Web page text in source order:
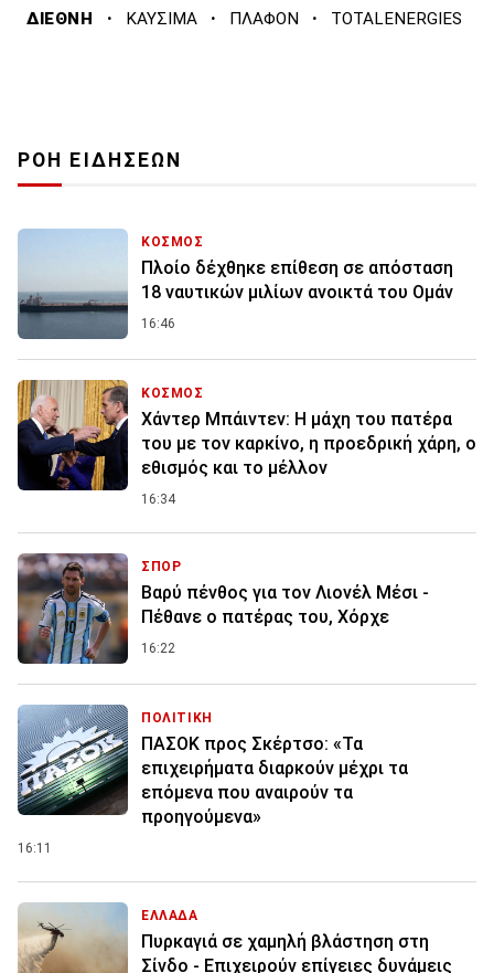
ΔΙΕΘΝΗ · ΚΑΥΣΙΜΑ · ΠΛΑΦΟΝ · TOTALENERGIES
ΡΟΗ ΕΙΔΗΣΕΩΝ
ΚΟΣΜΟΣ
Πλοίο δέχθηκε επίθεση σε απόσταση
18 ναυτικών μιλίων ανοικτά του Ομάν
16:46
ΚΟΣΜΟΣ
Χάντερ Μπάιντεν: Η μάχη του πατέρα
του με τον καρκίνο, η προεδρική χάρη, ο
εθισμός και το μέλλον
16:34
ΣΠΟΡ
Βαρύ πένθος για τον Λιονέλ Μέσι -
Πέθανε ο πατέρας του, Χόρχε
16:22
ΠΟΛΙΤΙΚΗ
ΠΑΣΟΚ προς Σκέρτσο: «Τα
επιχειρήματα διαρκούν μέχρι τα
επόμενα που αναιρούν τα
προηγούμενα»
16:11
ΕΛΛΑΔΑ
Πυρκαγιά σε χαμηλή βλάστηση στη
Σίνδο - Επιχειρούν επίγειες δυνάμεις